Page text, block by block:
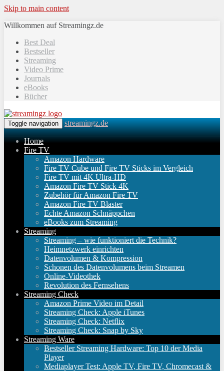
Skip to main content
Willkommen auf Streamingz.de
Best Deal
Bestseller
Streaming
Video Prime
Journals
eBooks
Bücher
Toggle navigation streamingz.de
Home
Fire TV
Amazon Hardware
Fire TV Cube und Fire TV Sticks im Vergleich
Fire TV mit 4K Ultra-HD
Amazon Fire TV Stick 4K
Zubehör für Amazon Fire TV
Amazon Fire TV Blaster
Echte Amazon Schnäppchen
eBooks zum Streaming
Streaming
Streaming – wie funktioniert die Technik?
Heimnetzwerk einrichten
Datenvolumen & Kompression
Schonen des Datenvolumens beim Streamen
Online-Videothek
Revolution des Fernsehens
Streaming Check
Amazon Prime Video im Detail
Streaming Check: Apple iTunes
Streaming Check: Netflix
Streaming Check: Snap by Sky
Streaming Ware
Bestseller Streaming Hardware: Top 10 der Media
Player
Mediaplayer Test: Apple TV, Fire TV, Chromecast &